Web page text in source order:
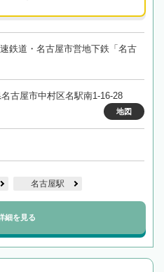
鉄道・名古屋市営地下鉄「名古
古屋市中村区名駅南1-16-28
地図
名古屋駅
細を見る